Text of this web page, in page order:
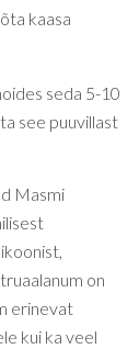
kaasa
seda 5-10
see puuvillast
Masmi
on
erinevat
kui ka veel